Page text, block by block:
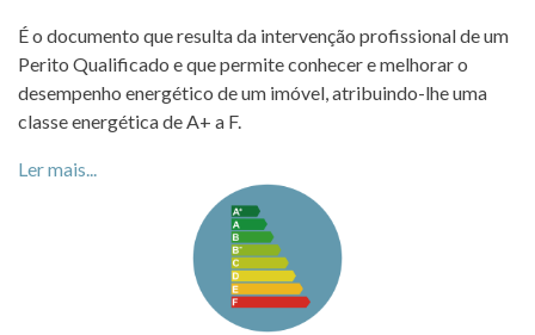
É o documento que resulta da intervenção profissional de um
Perito Qualificado e que permite conhecer e melhorar o
desempenho energético de um imóvel, atribuindo-lhe uma
classe energética de A+ a F.
Ler mais...